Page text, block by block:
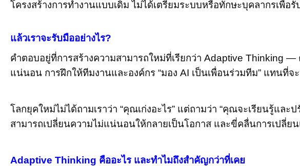
โครงสร้างการทำงานแบบเดิม ไม่ได้เตรียมระบบหรือทักษะบุคลากรเพื่
แล้วเราจะรับมืออย่างไร?
คำตอบอยู่ที่การสร้างความสามารถใหม่ที่เรียกว่า Adaptive Thinking
แน่นอน การฝึกให้ทีมงานและองค์กร “มอง AI เป็นเพื่อนร่วมทีม” แทนที่จ
โลกยุคใหม่ไม่ได้ถามเราว่า “คุณเก่งอะไร” แต่ถามว่า “คุณจะเรียนรู้แล
สามารถเปลี่ยนความไม่แน่นอนให้กลายเป็นโอกาส และขี่คลื่นการเปลี่ย
Adaptive Thinking คืออะไร และทำไมถึงสำคัญกว่าที่เคย